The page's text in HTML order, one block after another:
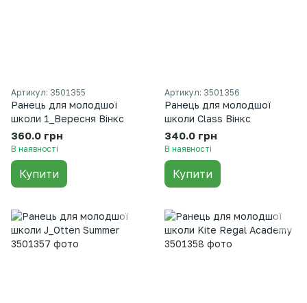
Артикул: 3501355
Ранець для молодшої
школи 1_Вересня Вінкс
360.0 грн
В наявності
Купити
Артикул: 3501356
Ранець для молодшої
школи Class Вінкс
340.0 грн
В наявності
Купити